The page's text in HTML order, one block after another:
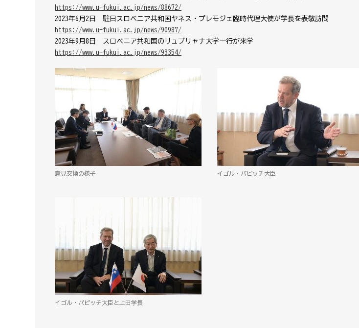
https://www.u-fukui.ac.jp/news/88672/
2023年6月2日 駐日スロベニア共和国ヤネス・プレモジェ臨時代理大使が学長を表敬訪問
https://www.u-fukui.ac.jp/news/90987/
2023年9月8日 スロベニア共和国のリュブリャナ大学一行が来学
https://www.u-fukui.ac.jp/news/93354/
意見交換の様子 イゴル・パピッチ大臣
イゴル・パピッチ大臣と上田学長